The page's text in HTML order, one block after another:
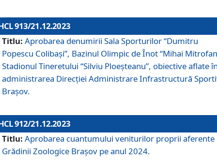
913/21.12.2023
Titlu: Aprobarea denumirii Sala Sporturilor “Dumitru
Popescu Colibași”, Bazinul Olimpic de Înot “Mihai
Stadionul Tineretului “Silviu Ploeșteanu”, obiective aflate
administrarea Direcției Administrare Infrastructură
Brașov.
912/21.12.2023
Titlu: Aprobarea cuantumului veniturilor proprii aferente
Grădinii Zoologice Braşov pe anul 2024.